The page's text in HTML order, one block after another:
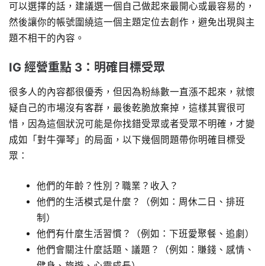
可以選擇的話，建議選一個自己做起來最開心或最容易的，
然後讓你的帳號圍繞這一個主題定位去創作，避免出現與主
題不相干的內容。
IG 經營重點 3：明確目標受眾
很多人的內容都很優秀，但因為粉絲數一直漲不起來，就懷
疑自己的市場沒有客群，最後乾脆放棄掉，這樣其實很可
惜，因為這個狀況可能是你找錯受眾或者受眾不明確，才變
成如「對牛彈琴」的局面，以下幾個問題帶你明確目標受
眾：
他們的年齡？性別？職業？收入？
他們的生活模式是什麼？（例如：周休二日、排班
制）
他們有什麼生活習慣？（例如：下班愛聚餐、追劇）
他們會關注什麼話題、議題？（例如：賺錢、感情、